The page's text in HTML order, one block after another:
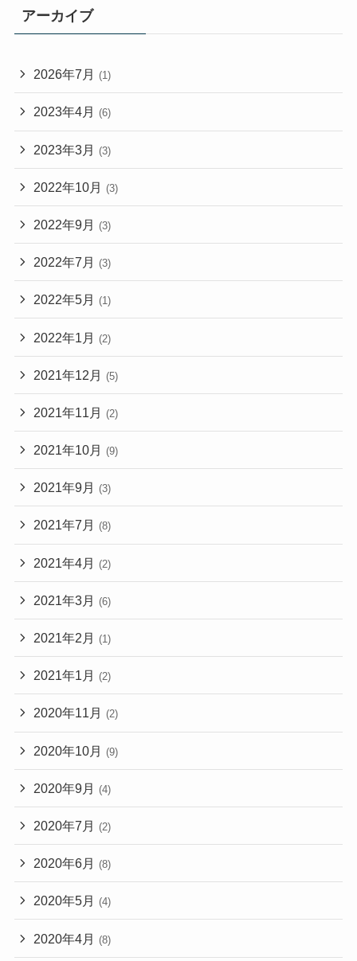
アーカイブ
2026年7月 (1)
2023年4月 (6)
2023年3月 (3)
2022年10月 (3)
2022年9月 (3)
2022年7月 (3)
2022年5月 (1)
2022年1月 (2)
2021年12月 (5)
2021年11月 (2)
2021年10月 (9)
2021年9月 (3)
2021年7月 (8)
2021年4月 (2)
2021年3月 (6)
2021年2月 (1)
2021年1月 (2)
2020年11月 (2)
2020年10月 (9)
2020年9月 (4)
2020年7月 (2)
2020年6月 (8)
2020年5月 (4)
2020年4月 (8)